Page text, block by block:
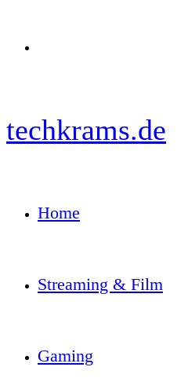
techkrams.de
Home
Streaming & Film
Gaming